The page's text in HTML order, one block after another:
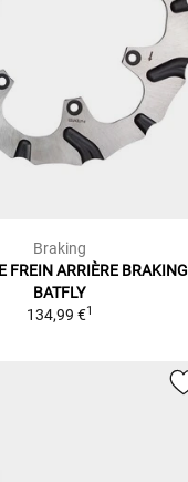
Braking
FREIN ARRIÈRE BRAKING
BATFLY
134,99 €1